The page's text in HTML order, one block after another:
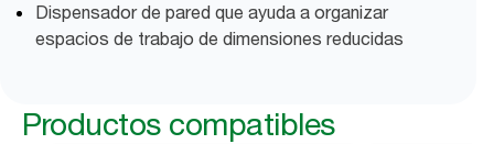
Dispensador de pared que ayuda a organizar
espacios de trabajo de dimensiones reducidas
Productos compatibles